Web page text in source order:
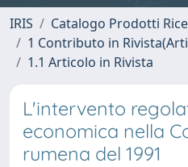
IRIS
Catalogo Prodotti
1 Contributo in
1.1 Articolo in Rivista
L'intervento
economica nella
rumena del 1991